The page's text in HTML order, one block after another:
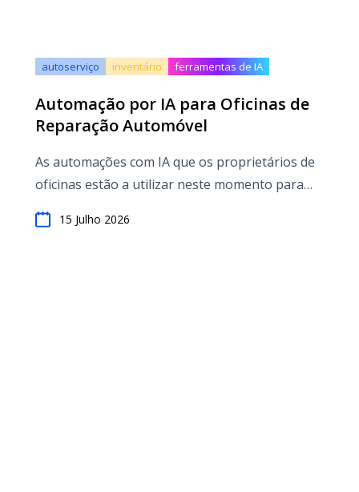
autoserviço inventário ferramentas de IA
Automação por IA para Oficinas de
Reparação Automóvel
As automações com IA que os proprietários de
oficinas estão a utilizar neste momento para
trabalhos.
15 Julho 2026